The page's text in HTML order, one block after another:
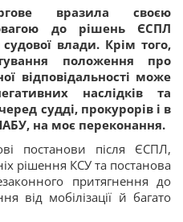
вразила своєю
до рішень ЄСПЛ
судової влади. Крім того,
положення про
відповідальності може
наслідків та
судді, прокурорів і в
на моє переконання.
постанови після ЄСПЛ,
рішення КСУ та постанова
притягнення до
від мобілізації й багато